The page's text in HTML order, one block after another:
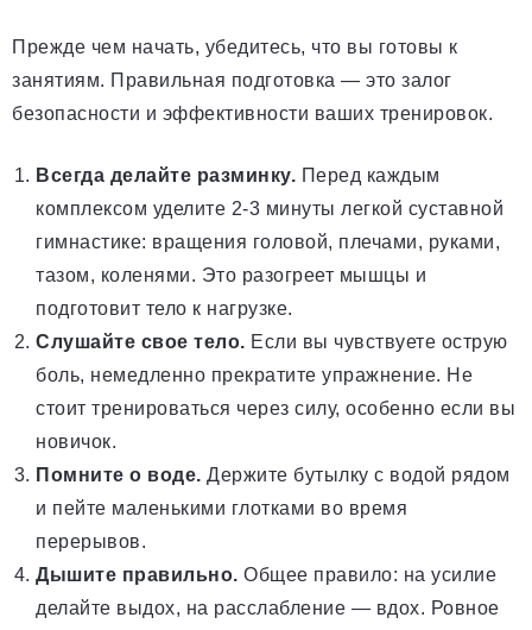
Прежде чем начать, убедитесь, что вы готовы к
занятиям. Правильная подготовка — это залог
безопасности и эффективности ваших тренировок.
Всегда делайте разминку. Перед каждым
комплексом уделите 2-3 минуты легкой суставной
гимнастике: вращения головой, плечами, руками,
тазом, коленями. Это разогреет мышцы и
подготовит тело к нагрузке.
Слушайте свое тело. Если вы чувствуете острую
боль, немедленно прекратите упражнение. Не
стоит тренироваться через силу, особенно если вы
новичок.
Помните о воде. Держите бутылку с водой рядом
и пейте маленькими глотками во время
перерывов.
Дышите правильно. Общее правило: на усилие
делайте выдох, на расслабление — вдох. Ровное